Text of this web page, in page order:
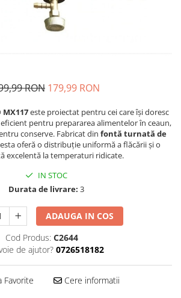
RON 179,99 RON
este proiectat pentru cei care își doresc
pentru prepararea alimentelor în ceaun,
conserve. Fabricat din fontă turnată de
oferă o distribuție uniformă a flăcării și o
excelentă la temperaturi ridicate.
IN STOC
Durata de livrare: 3
ADAUGA IN COS
Cod Produs: C2644
de ajutor? 0726518182
Favorite Cere informatii